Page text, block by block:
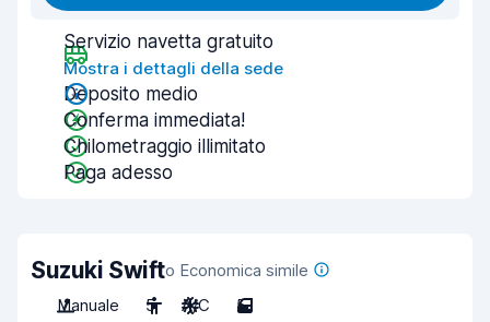
Servizio navetta gratuito
Mostra i dettagli della sede
Deposito medio
Conferma immediata!
Chilometraggio illimitato
Paga adesso
Suzuki Swifto Economica simile
Manuale
5 A/C 5